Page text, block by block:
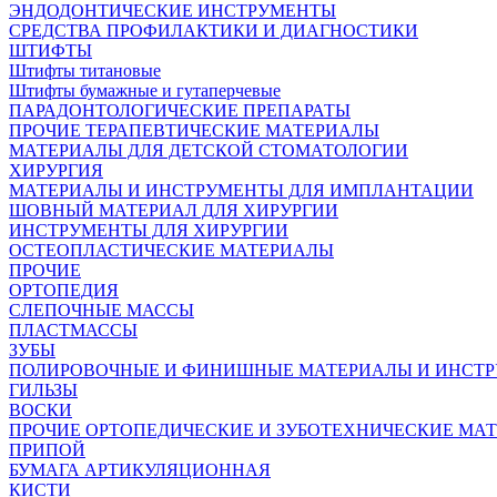
ЭНДОДОНТИЧЕСКИЕ ИНСТРУМЕНТЫ
СРЕДСТВА ПРОФИЛАКТИКИ И ДИАГНОСТИКИ
ШТИФТЫ
Штифты титановые
Штифты бумажные и гутаперчевые
ПАРАДОНТОЛОГИЧЕСКИЕ ПРЕПАРАТЫ
ПРОЧИЕ ТЕРАПЕВТИЧЕСКИЕ МАТЕРИАЛЫ
МАТЕРИАЛЫ ДЛЯ ДЕТСКОЙ СТОМАТОЛОГИИ
ХИРУРГИЯ
МАТЕРИАЛЫ И ИНСТРУМЕНТЫ ДЛЯ ИМПЛАНТАЦИИ
ШОВНЫЙ МАТЕРИАЛ ДЛЯ ХИРУРГИИ
ИНСТРУМЕНТЫ ДЛЯ ХИРУРГИИ
ОСТЕОПЛАСТИЧЕСКИЕ МАТЕРИАЛЫ
ПРОЧИЕ
ОРТОПЕДИЯ
СЛЕПОЧНЫЕ МАССЫ
ПЛАСТМАССЫ
ЗУБЫ
ПОЛИРОВОЧНЫЕ И ФИНИШНЫЕ МАТЕРИАЛЫ И
ГИЛЬЗЫ
ВОСКИ
ПРОЧИЕ ОРТОПЕДИЧЕСКИЕ И ЗУБОТЕХНИЧЕСКИЕ
ПРИПОЙ
БУМАГА АРТИКУЛЯЦИОННАЯ
КИСТИ